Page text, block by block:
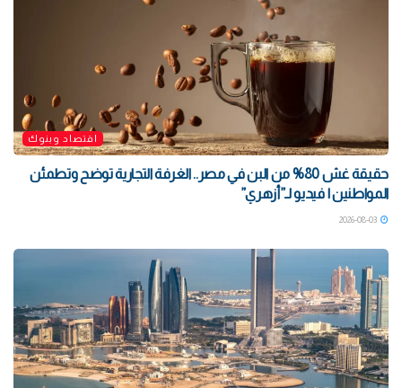
اقتصاد وبنوك
حقيقة غش 80% من البن في مصر.. الغرفة التجارية توضح وتطمئن
المواطنين | فيديو لـ”أزهري”
2026-08-03